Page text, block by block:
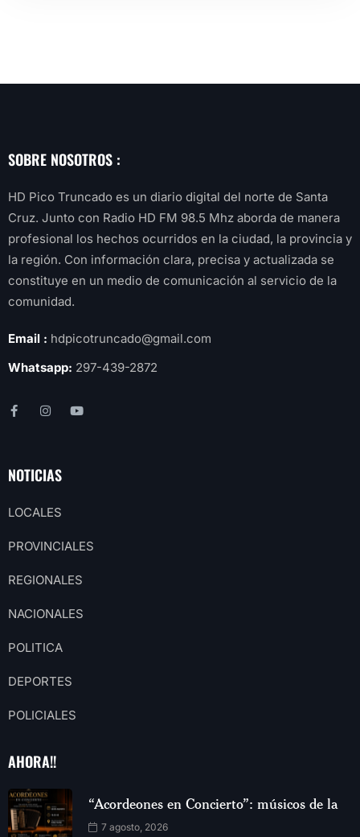
SOBRE NOSOTROS :
HD Pico Truncado es un diario digital del norte de Santa
Cruz. Junto con Radio HD FM 98.5 Mhz aborda de manera
profesional los hechos ocurridos en la ciudad, la provincia y
la región. Con información clara, precisa y actualizada se
constituye en un medio de comunicación al servicio de la
comunidad.
Email : hdpicotruncado@gmail.com
Whatsapp: 297-439-2872
NOTICIAS
LOCALES
PROVINCIALES
REGIONALES
NACIONALES
POLITICA
DEPORTES
POLICIALES
AHORA!!
“Acordeones en Concierto”: músicos de la
7 agosto, 2026